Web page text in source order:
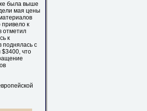
была выше
мая цены
привело к
отметил
к
поднялась с
$3400, что